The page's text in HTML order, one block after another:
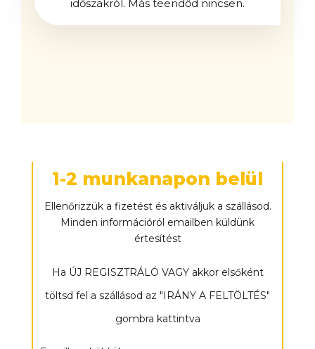
időszakról. Más teendőd nincsen.
1-2 munkanapon belül
Ellenőrizzük a fizetést és aktiváljuk a szállásod.
Minden információról emailben küldünk
értesítést
Ha ÚJ REGISZTRÁLÓ VAGY akkor elsőként
töltsd fel a szállásod az "IRÁNY A FELTÖLTÉS"
gombra kattintva